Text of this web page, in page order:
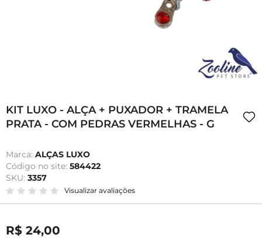
KIT LUXO - ALÇA + PUXADOR + TRAMELA
PRATA - COM PEDRAS VERMELHAS - G
Marca: ALÇAS LUXO
Código no site: 584422
SKU: 3357
Visualizar avaliações
R$ 24,00